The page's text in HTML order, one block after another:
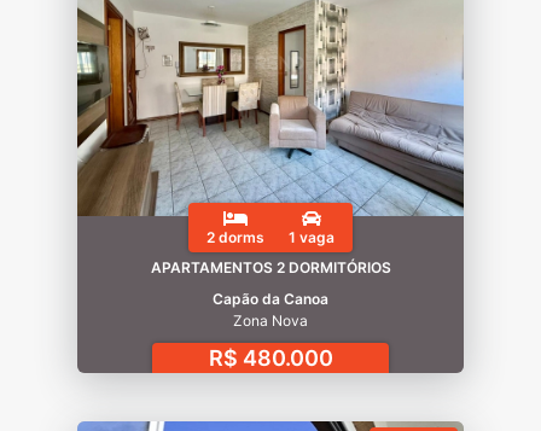
2 dorms
1 vaga
APARTAMENTOS 2 DORMITÓRIOS
Capão da Canoa
Zona Nova
R$ 480.000